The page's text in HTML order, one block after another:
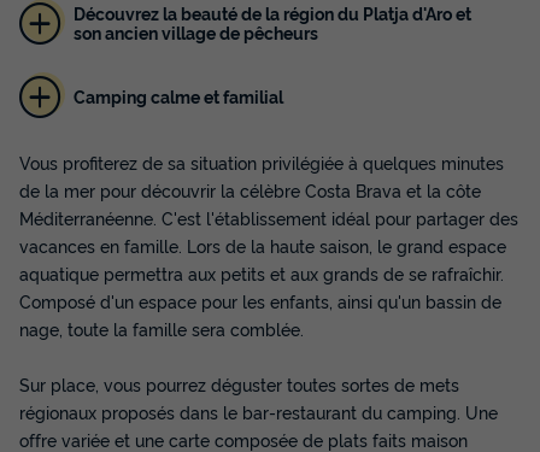
Découvrez la beauté de la région du Platja d'Aro et
son ancien village de pêcheurs
Camping calme et familial
Vous profiterez de sa situation privilégiée à quelques minutes
de la mer pour découvrir la célèbre Costa Brava et la côte
Méditerranéenne. C'est l'établissement idéal pour partager des
vacances en famille. Lors de la haute saison, le grand espace
aquatique permettra aux petits et aux grands de se rafraîchir.
Composé d'un espace pour les enfants, ainsi qu'un bassin de
nage, toute la famille sera comblée.
Sur place, vous pourrez déguster toutes sortes de mets
régionaux proposés dans le bar-restaurant du camping. Une
offre variée et une carte composée de plats faits maison